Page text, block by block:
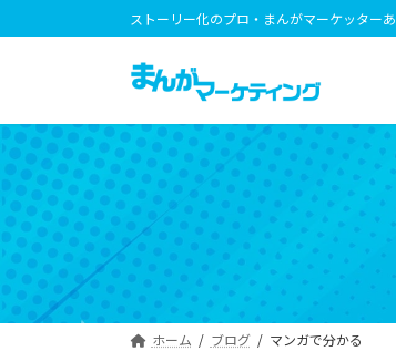
ン
ツ
へ
ス
キ
ッ
プ
ビ
シ
ョ
ン
に
移
動
ストーリー化のプロ・まんがマーケッター
ホーム ブログ マンガで分かる